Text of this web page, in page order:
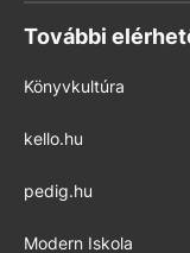
További
Könyvkultúra
kello.hu
pedig.hu
Modern Iskola